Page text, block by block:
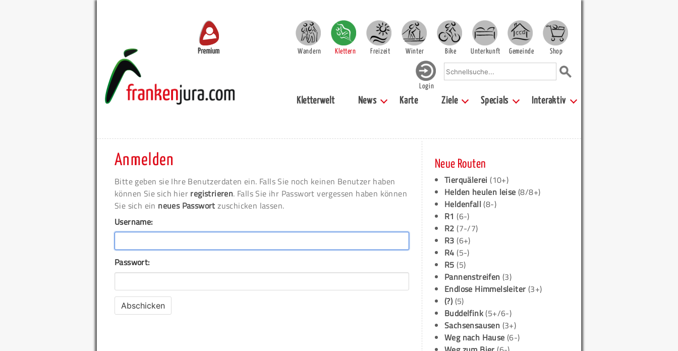
Premium Wandern Klettern Freizeit Winter Bike Unterkunft Gemeinde Shop
Login
Kletterwelt News Karte Ziele Specials Interaktiv
Anmelden
Bitte geben sie Ihre Benutzerdaten ein. Falls Sie noch keinen Benutzer haben
können Sie sich hier registrieren. Falls Sie ihr Passwort vergessen haben können
Sie sich ein neues Passwort zuschicken lassen.
Username:
Passwort:
Neue Routen
Tierquälerei (10+)
Helden heulen leise(8/8+)
Heldenfall(8-)
R1 (6-)
R2 (7-/7)
R3 (6+)
R4 (5-)
R5 (5)
Pannenstreifen (3)
Endlose Himmelsleiter (3+)
(?) (5)
Buddelfink(5+/6-)
Sachsensausen (3+)
Weg nach Hause (6-)